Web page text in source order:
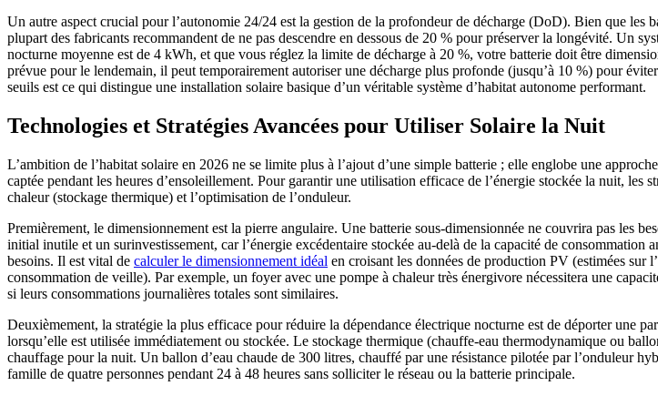
Un autre aspect crucial pour l’autonomie 24/24 est la gestion de la profondeur de décharge (DoD). Bien que
plupart des fabricants recommandent de ne pas descendre en dessous de 20 % pour préserver la longévité. Un
nocturne moyenne est de 4 kWh, et que vous réglez la limite de décharge à 20 %, votre batterie doit être
prévue pour le lendemain, il peut temporairement autoriser une décharge plus profonde (jusqu’à 10 %) pour
seuils est ce qui distingue une installation solaire basique d’un véritable système d’habitat autonome performant.
Technologies et Stratégies Avancées pour Utiliser Solaire la Nuit
L’ambition de l’habitat solaire en 2026 ne se limite plus à l’ajout d’une simple batterie ; elle englobe une
captée pendant les heures d’ensoleillement. Pour garantir une utilisation efficace de l’énergie stockée la nuit,
chaleur (stockage thermique) et l’optimisation de l’onduleur.
Premièrement, le dimensionnement est la pierre angulaire. Une batterie sous-dimensionnée ne couvrira pas les
initial inutile et un surinvestissement, car l’énergie excédentaire stockée au-delà de la capacité de
besoins. Il est vital de calculer le dimensionnement idéal en croisant les données de production PV (estimées sur
consommation de veille). Par exemple, un foyer avec une pompe à chaleur très énergivore nécessitera une
si leurs consommations journalières totales sont similaires.
Deuxièmement, la stratégie la plus efficace pour réduire la dépendance électrique nocturne est de déporter une
lorsqu’elle est utilisée immédiatement ou stockée. Le stockage thermique (chauffe-eau thermodynamique ou
chauffage pour la nuit. Un ballon d’eau chaude de 300 litres, chauffé par une résistance pilotée par l’onduleur
famille de quatre personnes pendant 24 à 48 heures sans solliciter le réseau ou la batterie principale.